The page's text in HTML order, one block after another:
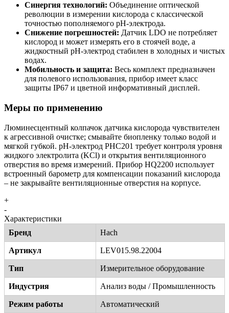
Синергия технологий: Объединение оптической
революции в измерении кислорода с классической
точностью пополняемого pH-электрода.
Снижение погрешностей: Датчик LDO не потребляет
кислород и может измерять его в стоячей воде, а
жидкостный pH-электрод стабилен в холодных и чистых
водах.
Мобильность и защита: Весь комплект предназначен
для полевого использования, прибор имеет класс
защиты IP67 и цветной информативный дисплей.
Меры по применению
Люминесцентный колпачок датчика кислорода чувствителен
к агрессивной очистке; смывайте биопленку только водой и
мягкой губкой. pH-электрод PHC201 требует контроля уровня
жидкого электролита (KCl) и открытия вентиляционного
отверстия во время измерений. Прибор HQ2200 использует
встроенный барометр для компенсации показаний кислорода
– не закрывайте вентиляционные отверстия на корпусе.
+
-
Характеристики
Бренд
Hach
Артикул LEV015.98.22004
Тип Измерительное оборудование
Индустрия Анализ воды / Промышленность
Режим работы Автоматический